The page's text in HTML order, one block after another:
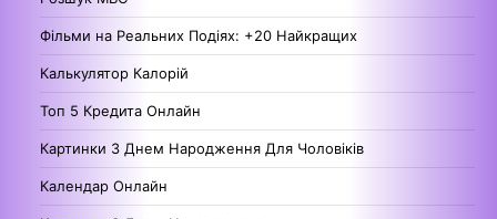
Фільми на Реальних Подіях: +20 Найкращих
Калькулятор Калорій
Топ 5 Кредита Онлайн
Картинки З Днем Народження Для Чоловіків
Календар Онлайн